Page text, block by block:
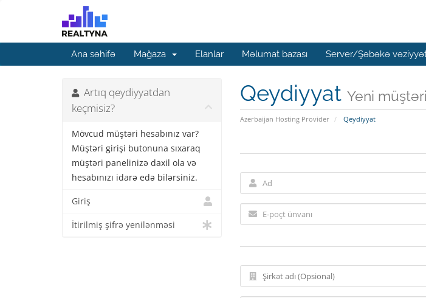
Ana səhifə Mağaza Elanlar Məlumat bazası Server/Şəbəkə
Qeydiyyat Yeni müştəri
Azerbaijan Hosting Provider Qeydiyyat
Artıq qeydiyyatdan
keçmisiz?
Mövcud müştəri hesabınız var?
Müştəri girişi butonuna sıxaraq
müştəri panelinizə daxil ola və
hesabınızı idarə edə bilərsiniz.
Giriş
İtirilmiş şifrə yenilənməsi